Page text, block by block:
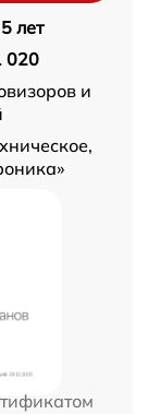
5 лет
020
и